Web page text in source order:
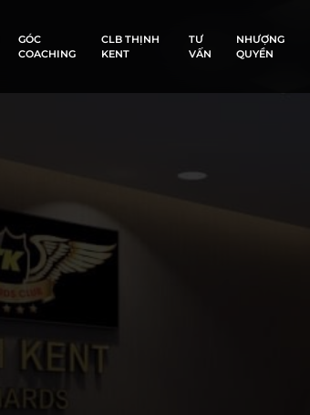
GÓC
COACHING
CLB THỊNH
KENT
TƯ
VẤN
NHƯỢNG
QUYỀN